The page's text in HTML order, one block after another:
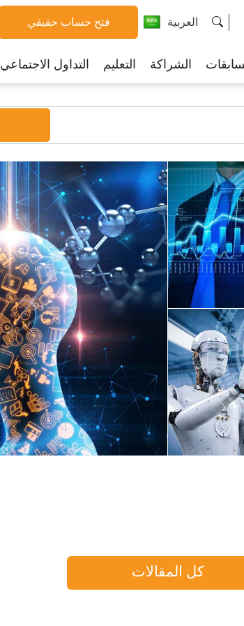
العربية فتح حساب حقيقي
الشراكة التعليم التداول الاجتماعي
Popular
For beginners
Forex
All
كل المقالات